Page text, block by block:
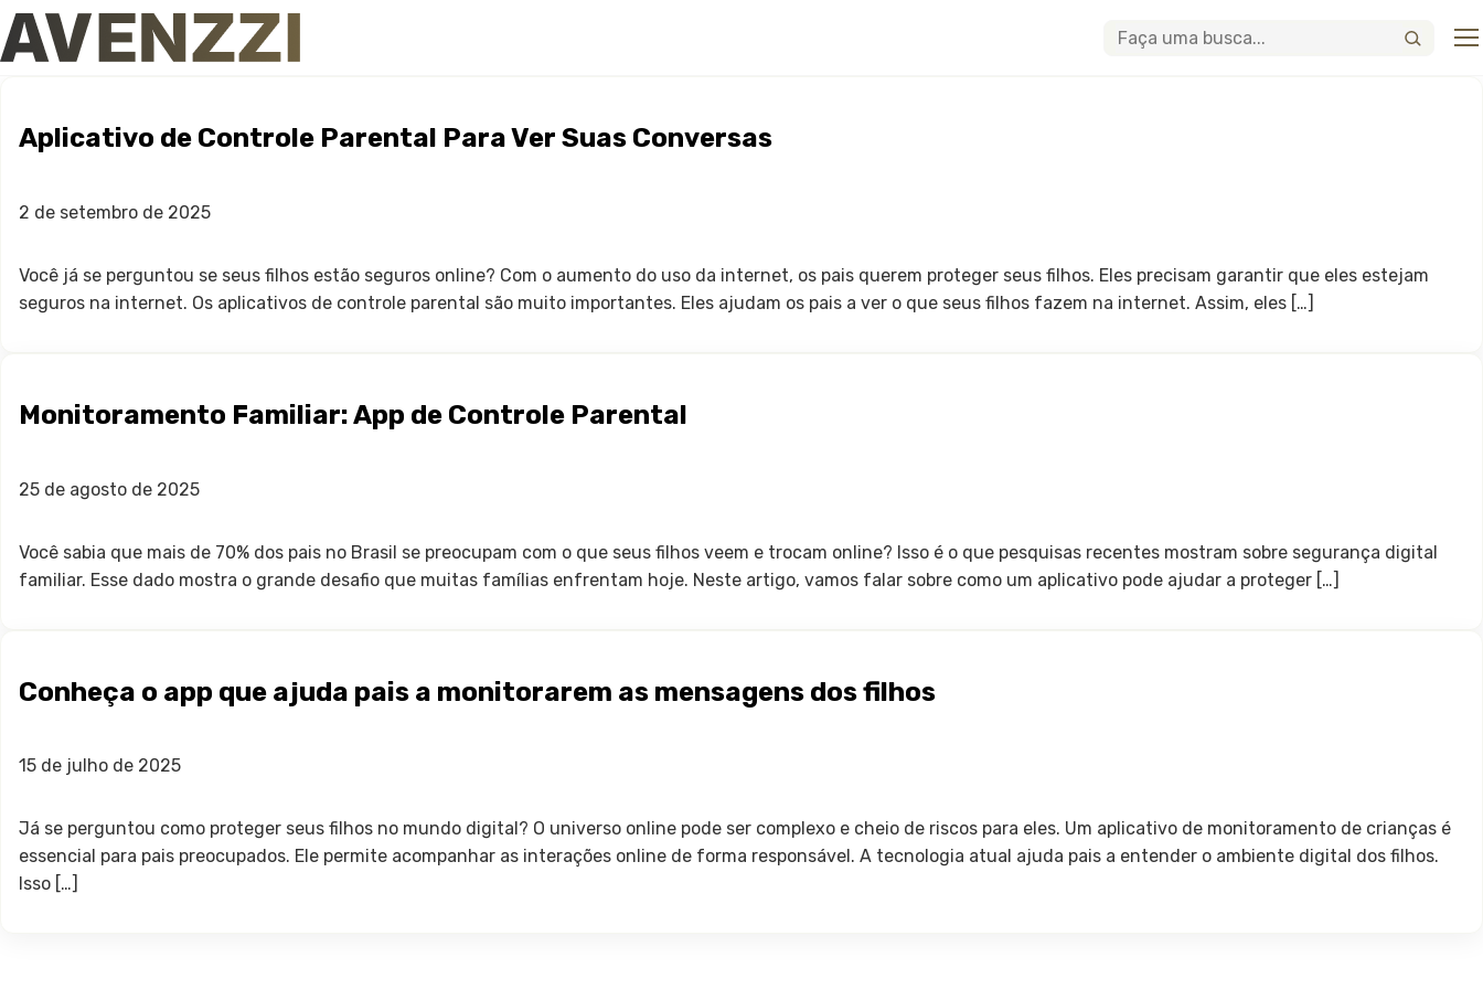
Buscar
Aplicativo de Controle Parental Para Ver Suas Conversas
2 de setembro de 2025
Você já se perguntou se seus filhos estão seguros online? Com o aumento do uso da internet, os pais querem proteger seus filhos. Eles precisam garantir que eles estejam
seguros na internet. Os aplicativos de controle parental são muito importantes. Eles ajudam os pais a ver o que seus filhos fazem na internet. Assim, eles […]
Monitoramento Familiar: App de Controle Parental
25 de agosto de 2025
Você sabia que mais de 70% dos pais no Brasil se preocupam com o que seus filhos veem e trocam online? Isso é o que pesquisas recentes mostram sobre segurança digital
familiar. Esse dado mostra o grande desafio que muitas famílias enfrentam hoje. Neste artigo, vamos falar sobre como um aplicativo pode ajudar a proteger […]
Conheça o app que ajuda pais a monitorarem as mensagens dos filhos
15 de julho de 2025
Já se perguntou como proteger seus filhos no mundo digital? O universo online pode ser complexo e cheio de riscos para eles. Um aplicativo de monitoramento de crianças é
essencial para pais preocupados. Ele permite acompanhar as interações online de forma responsável. A tecnologia atual ajuda pais a entender o ambiente digital dos filhos.
Isso […]